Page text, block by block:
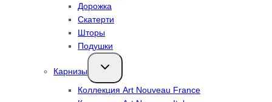
Дорожка
Скатерти
Шторы
Подушки
Карнизы
Переключить
дочернее
Коллекция Art Nouveau France